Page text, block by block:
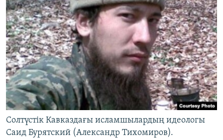
Солтүстік Кавказдағы исламшылардың идеологы
Саид Бурятский (Александр Тихомиров).